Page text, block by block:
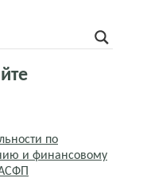
по
и финансовому